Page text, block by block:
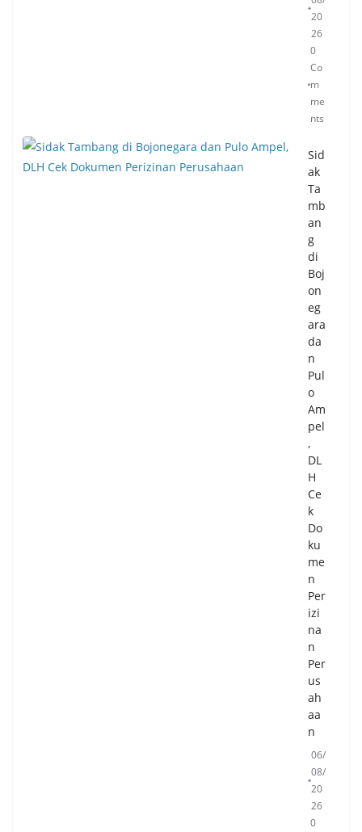
dra
So
ni
da
n
Bu
pat
u
Zak
iya
h
Se
pa
kat
Car
i
Sol
usi
Ur
ai
Ke
ma
cet
an
Boj
on
eg
ara
-
Pul
o
Am
pel
06/
08/
20
26
0
Co
m
me
nts
20
26
0
Co
m
me
nts
Sid
ak
Ta
mb
an
g
di
Boj
on
eg
ara
da
n
Pul
o
Am
pel
,
DL
H
Ce
k
Do
ku
me
n
Per
izi
na
n
Per
us
ah
aa
n
06/
08/
20
26
0